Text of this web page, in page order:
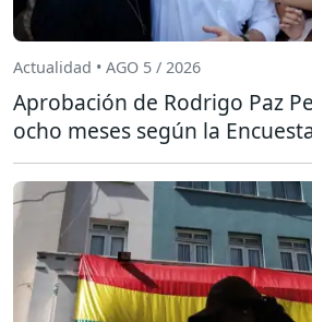
Actualidad • AGO 5 / 2026
Aprobación de Rodrigo Paz
ocho meses según la